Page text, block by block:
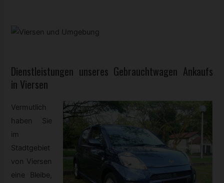
Dienstleistungen unseres Gebrauchtwagen Ankaufs
in Viersen
Vermutlich
haben Sie
im
Stadtgebiet
von Viersen
eine Bleibe,